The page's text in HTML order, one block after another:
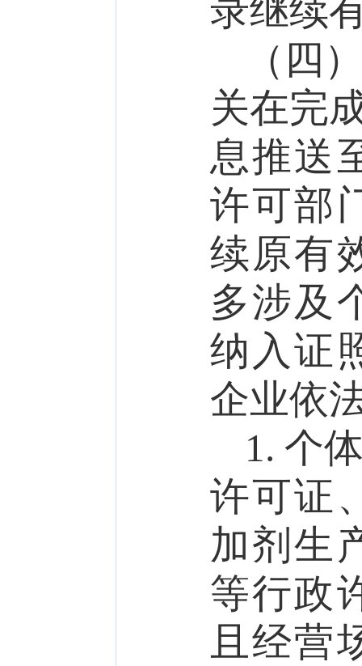
录继续
（四
关在完
息推送
许可部
续原有
多涉及
纳入证
企业依
1. 个
许可证
加剂生
等行政
且经营